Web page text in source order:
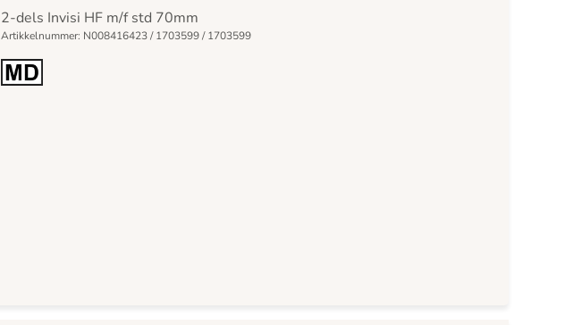
2-dels Invisi HF m/f std 70mm
Artikkelnummer: N008416423 / 1703599 / 1703599